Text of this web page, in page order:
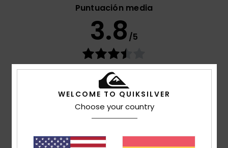
Puntuación media
3.8 /5
basado en4 reseñas verificadasdesde diciembre
2025
El 75% de nuestros clientes recomiendan este
producto
Comodidad
WELCOME TO QUIKSILVER
Choose your country